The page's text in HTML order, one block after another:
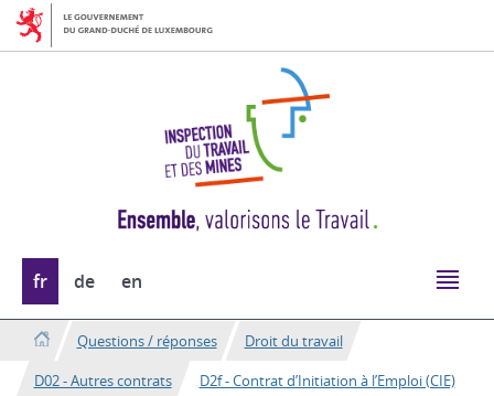
Aller
Aller
au
Changer
de
langue
fr de en
Questions / réponses
Droit du travail
D02 - Autres contrats
D2f - Contrat d’Initiation à l’Emploi (CIE)